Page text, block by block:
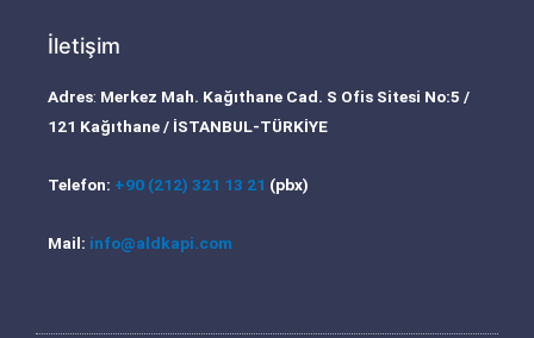
b
e r
m -
f
İletişim
Adres: Merkez Mah. Kağıthane Cad. S Ofis Sitesi No:5 /
121 Kağıthane / İSTANBUL-TÜRKİYE
Telefon: +90 (212) 321 13 21 (pbx)
Mail: info@aldkapi.com